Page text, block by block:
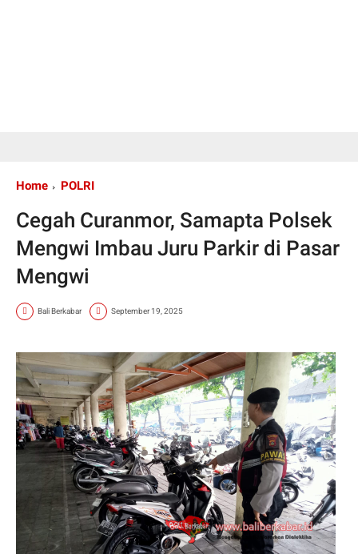
Home POLRI
Cegah Curanmor, Samapta Polsek
Mengwi Imbau Juru Parkir di Pasar
Mengwi
Bali Berkabar September 19, 2025